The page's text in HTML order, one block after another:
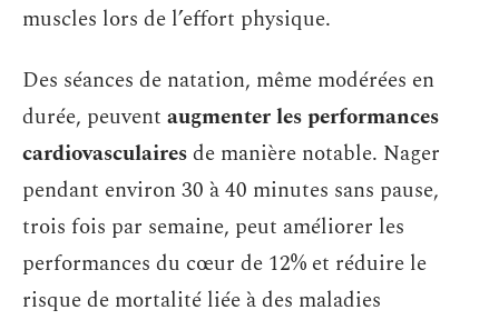
muscles lors de l’effort physique.
Des séances de natation, même modérées en
durée, peuvent augmenter les performances
cardiovasculairesde manière notable. Nager
pendant environ 30 à 40 minutes sans pause,
trois fois par semaine, peut améliorer les
performances du cœur de 12% et réduire le
risque de mortalité liée à des maladies